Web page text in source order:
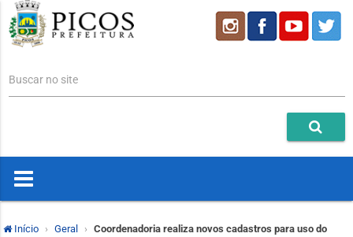
Buscar no site
Início Geral
Coordenadoria realiza novos cadastros para uso do